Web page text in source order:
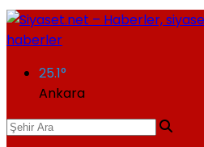
25.1°
Ankara